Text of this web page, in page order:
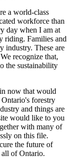
a world-class
workforce than
day when I am at
riding. Families and
industry. These are
recognize that,
the sustainability
now that would
forestry
and things are
would like to you
with many of
on this file.
the future of
of Ontario.